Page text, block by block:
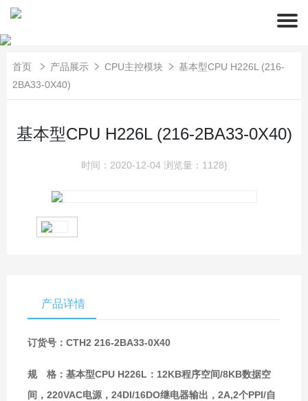
首页 产品展示 CPU主控模块
基本型CPU H226L (216-
2BA33-0X40)
基本型CPU H226L (216-2BA33-0X40)
时间：2020-12-04 浏览量：1128}
产品详情
订货号：CTH2 216-2BA33-0X40
规 格：基本型CPU H226L：12KB程序空间/8KB数据空
间，220VAC电源，24DI/16DO继电器输出，2A,2个PPI/自